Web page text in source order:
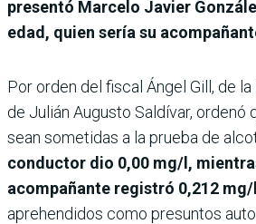
presentó Marcelo Javier
edad, quien sería su
Por orden del fiscal Ángel Gill, de la
de Julián Augusto Saldívar, ordenó
sean sometidas a la prueba de
conductor dio 0,00 mg/l,
acompañante registró 0,212
aprehendidos como presuntos